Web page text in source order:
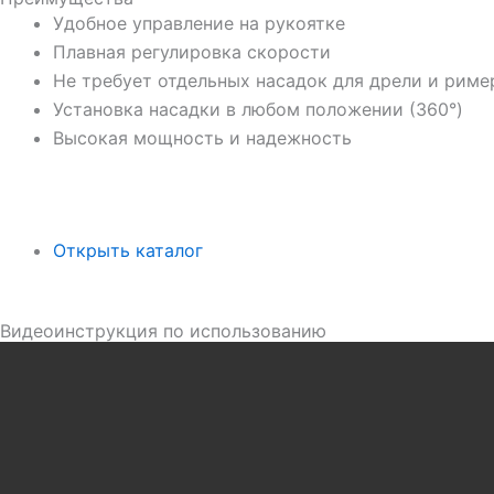
Удобное управление на рукоятке
Плавная регулировка скорости
Не требует отдельных насадок для дрели и
Установка насадки в любом положении (360°)
Высокая мощность и надежность
Открыть каталог
Видеоинструкция по использованию